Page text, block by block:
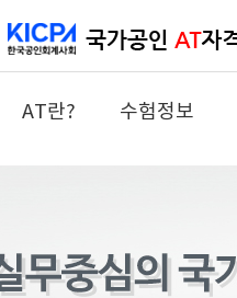
AT란? 수험정보